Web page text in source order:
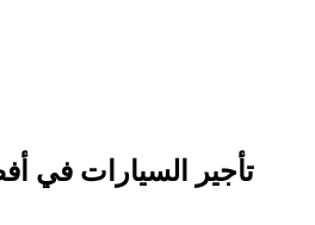
تأجير السيارات في